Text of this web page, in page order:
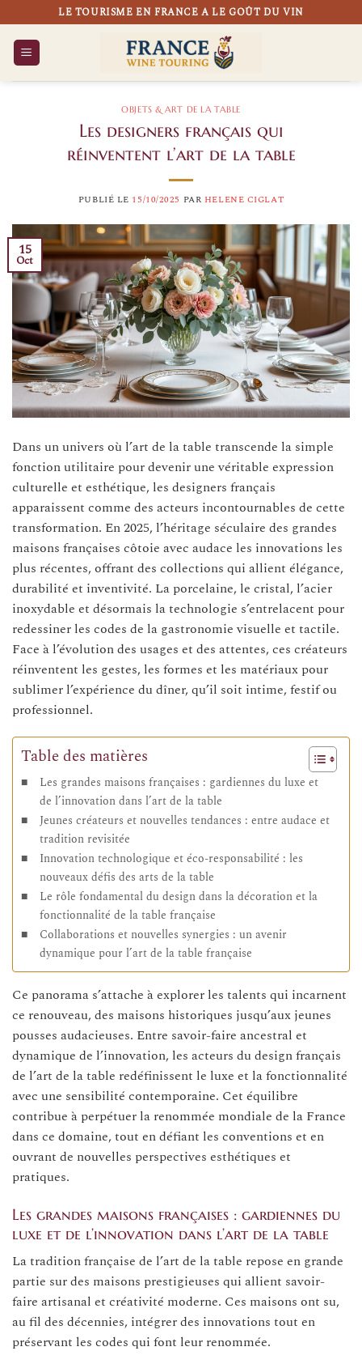
au
contenu
LE TOURISME EN FRANCE A LE GOÛT DU VIN
OBJETS & ART DE LA TABLE
Les designers français qui
réinventent l’art de la table
PUBLIÉ LE 15/10/2025 PAR HELENE CIGLAT
15
Oct
Dans un univers où l’art de la table transcende la simple
fonction utilitaire pour devenir une véritable expression
culturelle et esthétique, les designers français
apparaissent comme des acteurs incontournables de cette
transformation. En 2025, l’héritage séculaire des grandes
maisons françaises côtoie avec audace les innovations les
plus récentes, offrant des collections qui allient élégance,
durabilité et inventivité. La porcelaine, le cristal, l’acier
inoxydable et désormais la technologie s’entrelacent pour
redessiner les codes de la gastronomie visuelle et tactile.
Face à l’évolution des usages et des attentes, ces créateurs
réinventent les gestes, les formes et les matériaux pour
sublimer l’expérience du dîner, qu’il soit intime, festif ou
professionnel.
Table des matières
Les grandes maisons françaises : gardiennes du luxe et
de l’innovation dans l’art de la table
Jeunes créateurs et nouvelles tendances : entre audace et
tradition revisitée
Innovation technologique et éco-responsabilité : les
nouveaux défis des arts de la table
Le rôle fondamental du design dans la décoration et la
fonctionnalité de la table française
Collaborations et nouvelles synergies : un avenir
dynamique pour l’art de la table française
Ce panorama s’attache à explorer les talents qui incarnent
ce renouveau, des maisons historiques jusqu’aux jeunes
pousses audacieuses. Entre savoir-faire ancestral et
dynamique de l’innovation, les acteurs du design français
de l’art de la table redéfinissent le luxe et la fonctionnalité
avec une sensibilité contemporaine. Cet équilibre
contribue à perpétuer la renommée mondiale de la France
dans ce domaine, tout en défiant les conventions et en
ouvrant de nouvelles perspectives esthétiques et
pratiques.
Les grandes maisons françaises : gardiennes du
luxe et de l’innovation dans l’art de la table
La tradition française de l’art de la table repose en grande
partie sur des maisons prestigieuses qui allient savoir-
faire artisanal et créativité moderne. Ces maisons ont su,
au fil des décennies, intégrer des innovations tout en
préservant les codes qui font leur renommée.